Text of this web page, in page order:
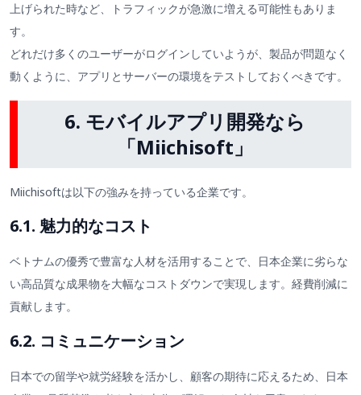
上げられた時など、トラフィックが急激に増える可能性もありま
す。
どれだけ多くのユーザーがログインしていようが、製品が問題なく
動くように、アプリとサーバーの環境をテストしておくべきです。
6. モバイルアプリ開発なら
「Miichisoft」
Miichisoftは以下の強みを持っている企業です。
6.1. 魅力的なコスト
ベトナムの優秀で豊富な人材を活用することで、日本企業に劣らな
い高品質な成果物を大幅なコストダウンで実現します。経費削減に
貢献します。
6.2. コミュニケーション
日本での留学や就労経験を活かし、顧客の期待に応えるため、日本